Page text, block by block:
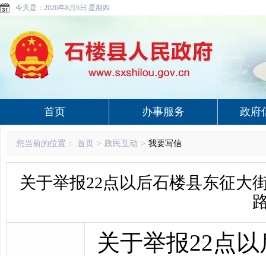
今天是： 2026年8月6日 星期四
首页 办事服务 政府
您当前的位置： 首页 > 政民互动 > 我要写信
关于举报22点以后石楼县东征大
关于举报22点